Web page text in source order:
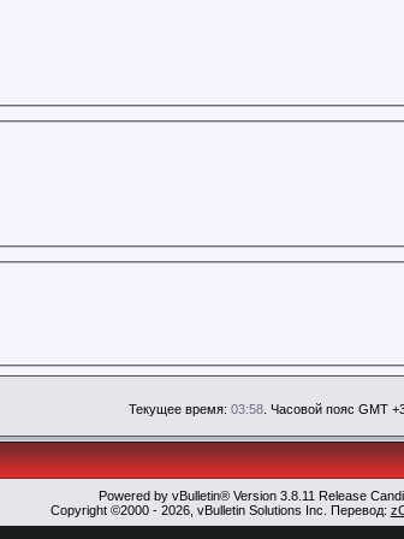
Текущее время: 03:58 . Часовой пояс GMT
Powered by vBulletin® Version 3.8.11 Release
Copyright ©2000 - 2026, vBulletin Solutions Inc. Перевод: